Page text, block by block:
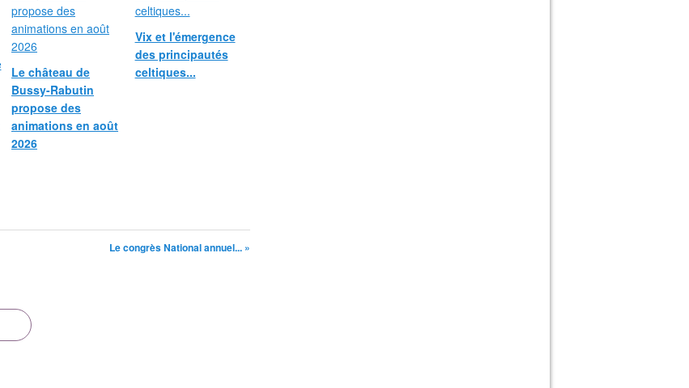
Le château de
Bussy-Rabutin
propose des
animations en août
2026
Vix et l'émergence
des principautés
celtiques...
Le congrès National annuel... »